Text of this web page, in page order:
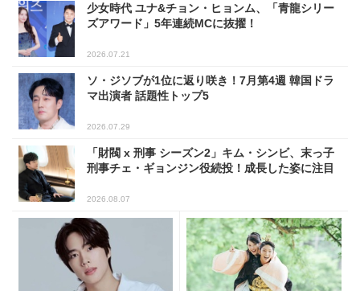
少女時代 ユナ&チョン・ヒョンム、「青龍シリー
ズアワード」5年連続MCに抜擢！
2026.07.21
ソ・ジソブが1位に返り咲き！7月第4週 韓国ドラ
マ出演者 話題性トップ5
2026.07.29
「財閥 x 刑事 シーズン2」キム・シンビ、末っ子
刑事チェ・ギョンジン役続投！成長した姿に注目
2026.08.07